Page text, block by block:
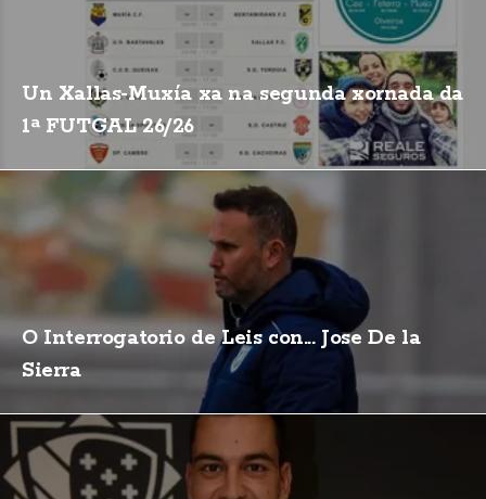
Un Xallas-Muxía xa na segunda xornada da
1ª FUTGAL 26/26
O Interrogatorio de Leis con... Jose De la
Sierra